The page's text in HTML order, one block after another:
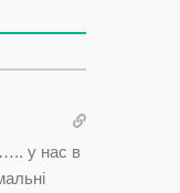
у нас в